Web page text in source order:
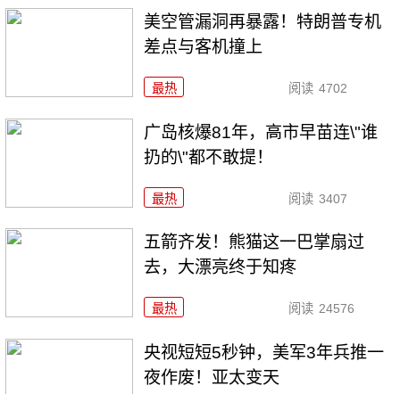
美空管漏洞再暴露！特朗普专机
差点与客机撞上
最热 阅读 4702
广岛核爆81年，高市早苗连\"谁
扔的\"都不敢提！
最热 阅读 3407
五箭齐发！熊猫这一巴掌扇过
去，大漂亮终于知疼
最热 阅读 24576
央视短短5秒钟，美军3年兵推一
夜作废！亚太变天